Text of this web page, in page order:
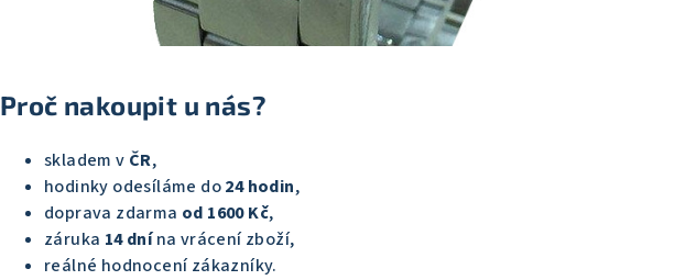
Proč nakoupit u nás?
skladem v ČR,
hodinky odesíláme do24 hodin,
doprava zdarma od 1600 Kč,
záruka 14 dnína vrácení zboží,
reálné hodnocení zákazníky.